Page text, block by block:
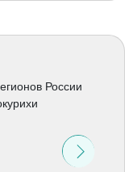
России